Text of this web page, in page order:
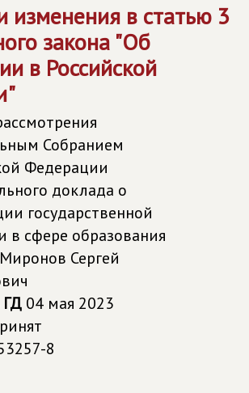
изменения в статью 3
закона "Об
в Российской
Собранием
Федерации
доклада о
государственной
в сфере образования
Миронов Сергей
ГД 04 мая 2023
8